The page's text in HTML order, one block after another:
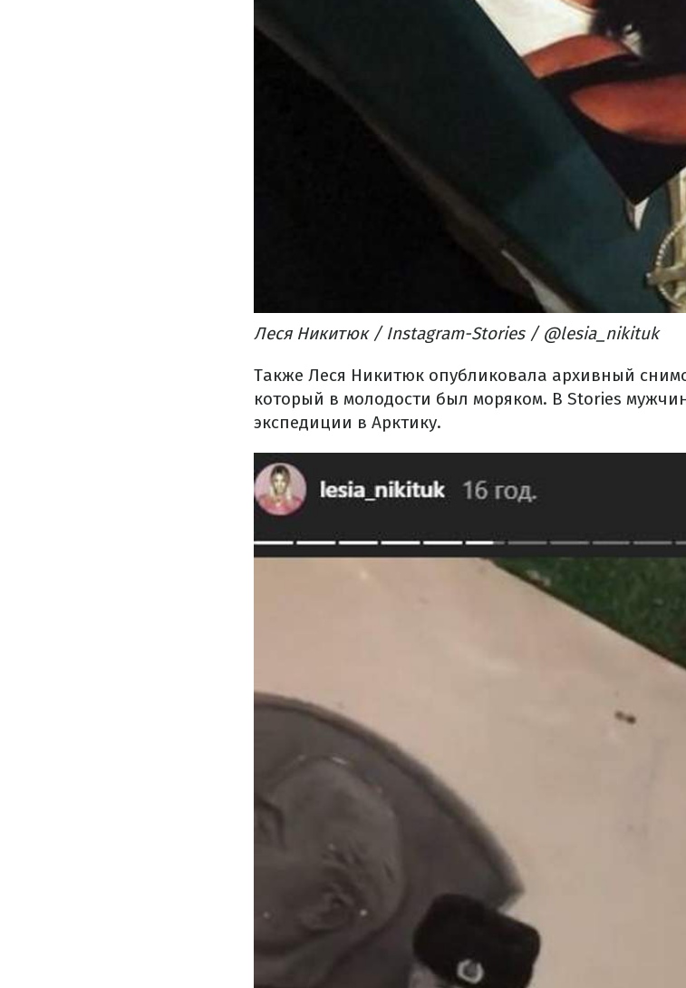
Леся Никитюк / Instagram-Stories / @lesia_nikituk
Также Леся Никитюк опубликовала архивный
который в молодости был моряком. В Stories
экспедиции в Арктику.